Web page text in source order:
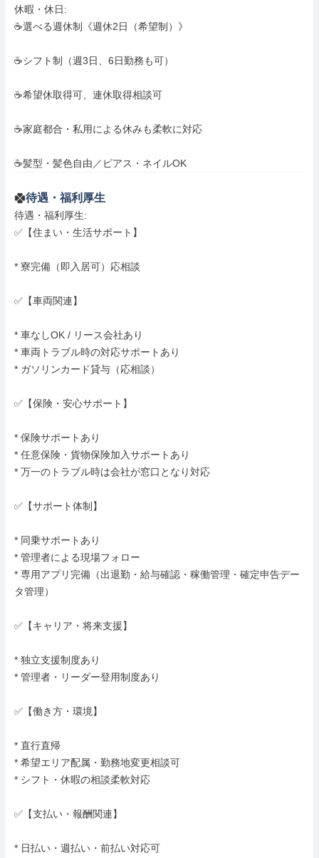
休暇・休日:
☕選べる週休制《週休2日（希望制）》
☕シフト制（週3日、6日勤務も可）
☕希望休取得可、連休取得相談可
☕家庭都合・私用による休みも柔軟に対応
☕髪型・髪色自由／ピアス・ネイルOK
待遇・福利厚生
待遇・福利厚生:
✅【住まい・生活サポート】
* 寮完備（即入居可）応相談
✅【車両関連】
* 車なしOK / リース会社あり
* 車両トラブル時の対応サポートあり
* ガソリンカード貸与（応相談）
✅【保険・安心サポート】
* 保険サポートあり
* 任意保険・貨物保険加入サポートあり
* 万一のトラブル時は会社が窓口となり対応
✅【サポート体制】
* 同乗サポートあり
* 管理者による現場フォロー
* 専用アプリ完備（出退勤・給与確認・稼働管理・確定申告デー
タ管理）
✅【キャリア・将来支援】
* 独立支援制度あり
* 管理者・リーダー登用制度あり
✅【働き方・環境】
* 直行直帰
* 希望エリア配属・勤務地変更相談可
* シフト・休暇の相談柔軟対応
✅【支払い・報酬関連】
* 日払い・週払い・前払い対応可